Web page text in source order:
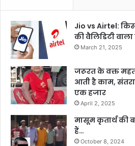
Jio vs Airtel:
की वैलिडिटी
March 21, 2025
जरूरत के वक्त
आती है काम, संतरा
एक हजार
April 2, 2025
मासूम कृतार्थ की
हैं…
October 8, 2024